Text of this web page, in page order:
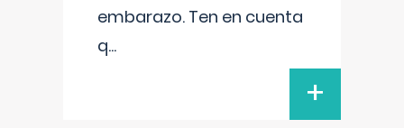
embarazo. Ten en cuenta
q...
+